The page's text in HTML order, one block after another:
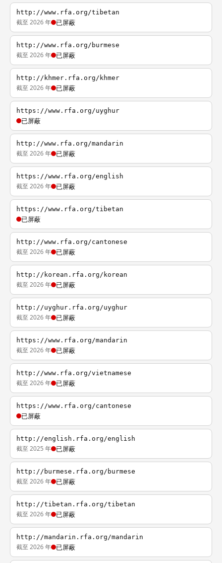
http://www.rfa.org/tibetan
截至 2026 年 已屏蔽
http://www.rfa.org/burmese
截至 2026 年 已屏蔽
http://khmer.rfa.org/khmer
截至 2026 年 已屏蔽
https://www.rfa.org/uyghur
已屏蔽
http://www.rfa.org/mandarin
截至 2026 年 已屏蔽
https://www.rfa.org/english
截至 2026 年 已屏蔽
https://www.rfa.org/tibetan
已屏蔽
http://www.rfa.org/cantonese
截至 2026 年 已屏蔽
http://korean.rfa.org/korean
截至 2026 年 已屏蔽
http://uyghur.rfa.org/uyghur
截至 2026 年 已屏蔽
https://www.rfa.org/mandarin
截至 2026 年 已屏蔽
http://www.rfa.org/vietnamese
截至 2026 年 已屏蔽
https://www.rfa.org/cantonese
已屏蔽
http://english.rfa.org/english
截至 2025 年 已屏蔽
http://burmese.rfa.org/burmese
截至 2026 年 已屏蔽
http://tibetan.rfa.org/tibetan
截至 2026 年 已屏蔽
http://mandarin.rfa.org/mandarin
截至 2026 年 已屏蔽